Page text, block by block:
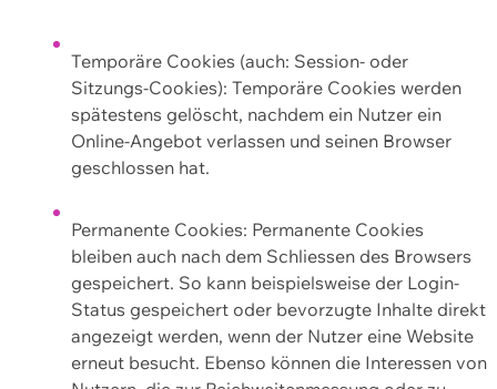
Temporäre Cookies (auch: Session- oder
Sitzungs-Cookies): Temporäre Cookies werden
spätestens gelöscht, nachdem ein Nutzer ein
Online-Angebot verlassen und seinen Browser
geschlossen hat.
Permanente Cookies: Permanente Cookies
bleiben auch nach dem Schliessen des Browsers
gespeichert. So kann beispielsweise der Login-
Status gespeichert oder bevorzugte Inhalte direkt
angezeigt werden, wenn der Nutzer eine Website
erneut besucht. Ebenso können die Interessen von